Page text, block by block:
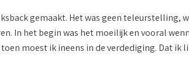
gemaakt. Het was geen teleurstelling,
In het begin was het moeilijk en vooral
moest ik ineens in de verdediging. Dat ik